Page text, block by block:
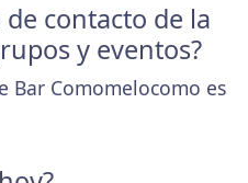
contacto de la
y eventos?
Bar Comomelocomo es